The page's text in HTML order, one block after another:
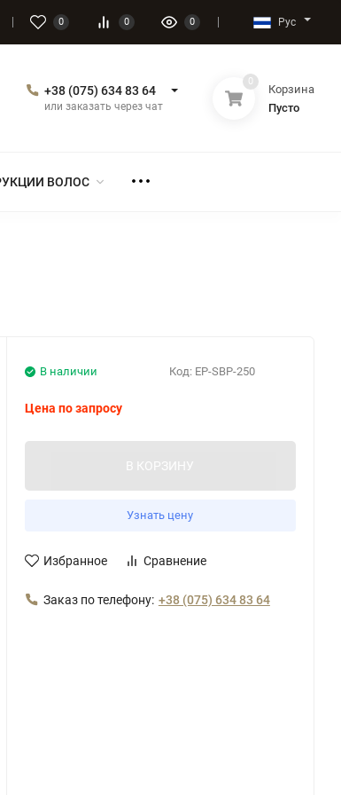
0 0 0 Рус
+38 (075) 634 83 64
или заказать через чат
0
Корзина
Пусто
ВОЛОС
Код: EP-SBP-250
В наличии
Цена по запросу
В КОРЗИНУ
Узнать цену
Избранное Сравнение
Заказ по телефону: +38 (075) 634 83 64